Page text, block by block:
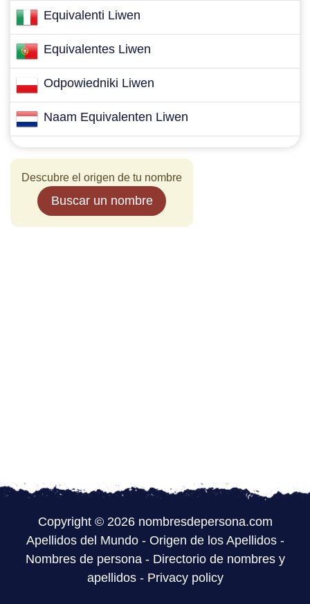
Equivalenti Liwen
Equivalentes Liwen
Odpowiedniki Liwen
Naam Equivalenten Liwen
Descubre el origen de tu nombre
Buscar un nombre
Copyright © 2026 nombresdepersona.com
Apellidos del Mundo- Origen de los Apellidos-
Nombres de persona- Directorio de nombres y
apellidos- Privacy policy